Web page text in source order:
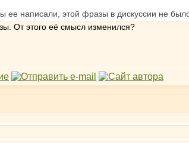
ее написали, этой фразы в дискуссии не
От этого её смысл изменился?